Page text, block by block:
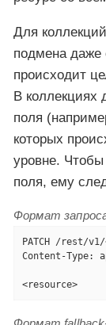
Для
подмена
происходит
В коллекциях
поля
которых
уровне. Чтобы
поля, ему
Формат
PATCH /rest/v1/
Content-Type:
<resource>